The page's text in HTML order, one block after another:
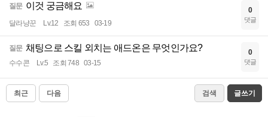
질문 이것 궁금해요
달라냥꾼 Lv.12 조회 653 03-19
0
댓글
질문 채팅으로 스킬 외치는 애드온은 무엇인가요?
수수콘 Lv.5 조회 748 03-15
0
댓글
최근 다음 검색 글쓰기